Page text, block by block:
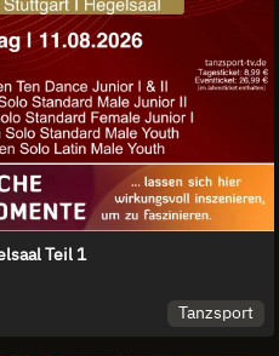
Teil 1
Tanzsport